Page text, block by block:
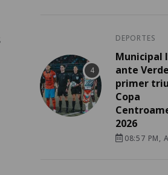
DEPORTES
Municipal
ante
primer
Copa
2026
08:57 PM,